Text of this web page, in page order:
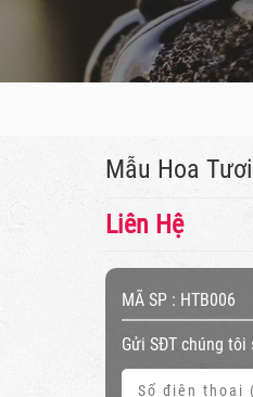
Mẫu Hoa
Liên Hệ
MÃ SP : HTB006
Gửi SĐT chúng